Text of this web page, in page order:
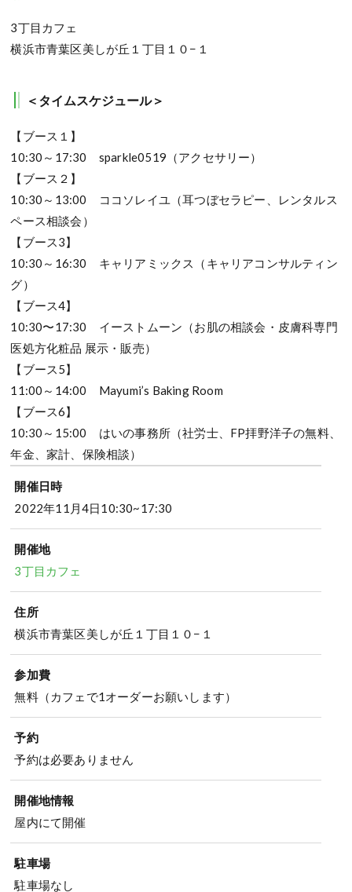
3丁目カフェ
横浜市青葉区美しが丘１丁目１０−１
＜タイムスケジュール＞
【ブース１】
10:30～17:30 sparkle0519（アクセサリー）
【ブース２】
10:30～13:00 ココソレイユ（耳つぼセラピー、レンタルス
ペース相談会）
【ブース3】
10:30～16:30 キャリアミックス（キャリアコンサルティン
グ）
【ブース4】
10:30〜17:30 イーストムーン（お肌の相談会・皮膚科専門
医処方化粧品 展示・販売）
【ブース5】
11:00～14:00 Mayumi’s Baking Room
【ブース6】
10:30～15:00 はいの事務所（社労士、FP拝野洋子の無料、
年金、家計、保険相談）
開催日時
2022年11月4日10:30~17:30
開催地
3丁目カフェ
住所
横浜市青葉区美しが丘１丁目１０−１
参加費
無料（カフェで1オーダーお願いします）
予約
予約は必要ありません
開催地情報
屋内にて開催
駐車場
駐車場なし